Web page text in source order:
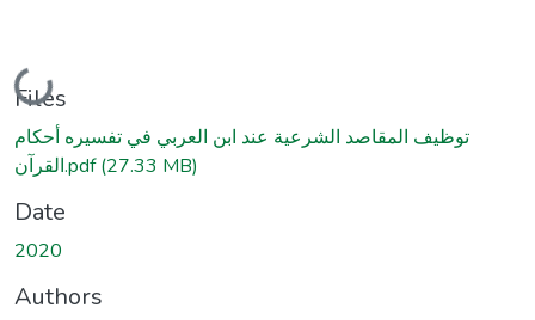
Loading...
Files
توظيف المقاصد الشرعية عند ابن العربي في تفسيره أحكام
القرآن.pdf(27.33 MB)
Date
2020
Authors